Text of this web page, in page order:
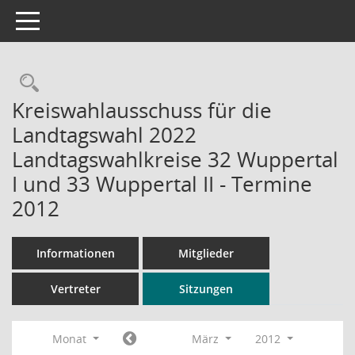
Toggle navigation
Rechercheauswahl
Kreiswahlausschuss für die
Landtagswahl 2022
Landtagswahlkreise 32 Wuppertal
I und 33 Wuppertal II - Termine
2012
Informationen Mitglieder
Vertreter Sitzungen
Monat März
2012